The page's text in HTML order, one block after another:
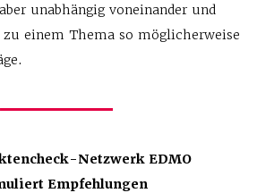
unabhängig voneinander und
einem Thema so möglicherweise
Netzwerk EDMO
Empfehlungen